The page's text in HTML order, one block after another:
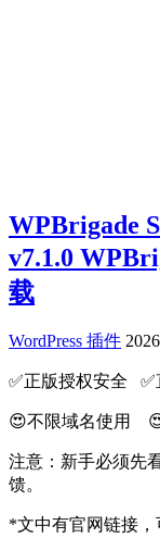
WPBrigade
v7.1.0
载
WordPress 插件
✅️正版授权安全 ✅️
😍不限域名使用
注意：新手必须先
馈。
*文中有官网链接，